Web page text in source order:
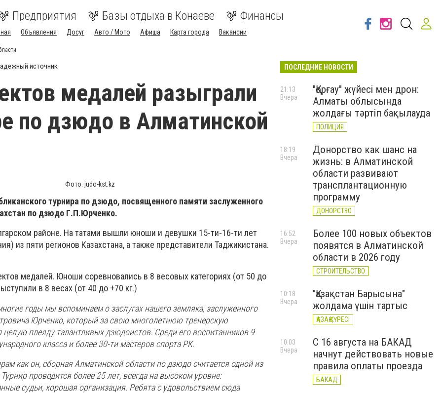
Предприятия Базы отдыха в Конаеве Финансы
Объявления Досуг Авто / Мото Афиша Карта города Вакансии
источник
медалей разыграли
по дзюдо в Алматинской
Фото: judo-kst.kz
турнира по дзюдо, посвященного памяти заслуженного
по дзюдо Г.П.Юрченко.
районе. На татами вышли юноши и девушки 15-ти-16-ти лет
из пяти регионов Казахстана, а также представители Таджикистана.
медалей. Юноши соревновались в 8 весовых категориях (от 50 до
в 8 весах (от 40 до +70 кг.)
годы мы вспоминаем о заслугах нашего земляка, заслуженного
Юрченко, который за свою многолетнюю тренерскую
целую плеяду талантливых дзюдоистов. Среди его воспитанников 9
класса и более 30-ти мастеров спорта РК.
как он, сборная Алматинской области по дзюдо считается одной из
проводится более 25 лет, всегда на высоком уровне:
судьи, хорошая организация. Ребята с удовольствием сюда
ПОСЛЕДНИЕ НОВОСТИ
"Қорғау" жүйесі мен дрон:
Алматы облысында
жолдағы тәртіп бақылауда
ПОЛИЦИЯ
21:13
Вчера
Донорство как шанс на
жизнь: в Алматинской
области развивают
трансплантационную
программу
ДОНОРСТВО
18:19
Вчера
Более 100 новых объектов
появятся в Алматинской
области в 2026 году
СТРОИТЕЛЬСТВО
16:52
Вчера
"Қазақстан Барысына"
жолдама үшін тартыс
ҚАЗАҚ КҮРЕСІ
10:18
Вчера
С 16 августа на БАКАД
начнут действовать новые
правила оплаты проезда
БАКАД
10:03
Вчера